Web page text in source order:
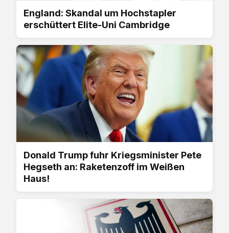
England: Skandal um Hochstapler
erschüttert Elite-Uni Cambridge
Donald Trump fuhr Kriegsminister Pete
Hegseth an: Raketenzoff im Weißen
Haus!